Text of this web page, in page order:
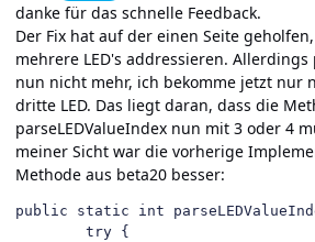
danke für das schnelle Feedback.
Der Fix hat auf der einen Seite
mehrere LED's addressieren.
nun nicht mehr, ich bekomme jetzt nur
dritte LED. Das liegt daran, dass die
parseLEDValueIndex nun mit 3 oder 4
meiner Sicht war die vorherige
Methode aus beta20 besser:
public static int